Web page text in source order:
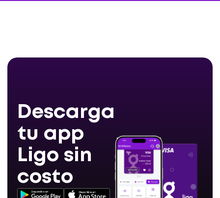
Descarga
tu app
Ligo sin
costo